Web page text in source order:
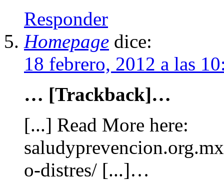
Responder
Homepage dice:
18 febrero, 2012 a las
… [Trackback]…
[...] Read More here:
o-distres/ [...]…